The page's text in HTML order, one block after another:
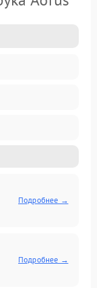
Подробнее →
Подробнее →